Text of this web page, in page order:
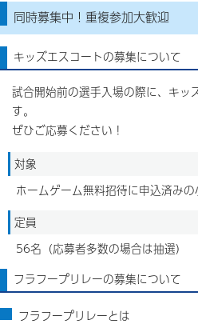
同時募集中！重複参加大歓迎
キッズエスコートの募集について
試合開始前の選手入場の際に、キッ
す。
ぜひご応募ください！
対象
ホームゲーム無料招待に申込済み
定員
56名（応募者多数の場合は抽選）
フラフープリレーの募集について
フラフープリレーとは